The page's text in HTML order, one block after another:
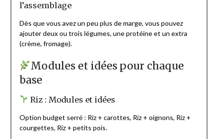
l’assemblage
Dès que vous avez un peu plus de marge, vous pouvez
ajouter deux ou trois légumes, une protéine et un extra
(crème, fromage).
Modules et idées pour chaque
base
Riz : Modules et idées
Option budget serré : Riz + carottes, Riz + oignons, Riz +
courgettes, Riz + petits pois.